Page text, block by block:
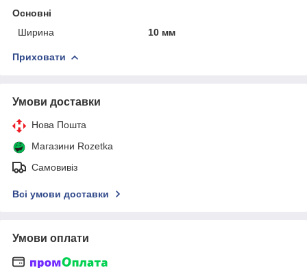
Основні
Ширина
10 мм
Приховати
Умови доставки
Нова Пошта
Магазини Rozetka
Самовивіз
Всі умови доставки
Умови оплати